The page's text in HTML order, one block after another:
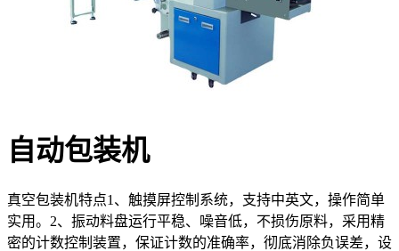
自动包装机
真空包装机特点1、触摸屏控制系统，支持中英文，操作简单
实用。2、振动料盘运行平稳、噪音低，不损伤原料，采用精
密的计数控制装置，保证计数的准确率，彻底消除负误差，设